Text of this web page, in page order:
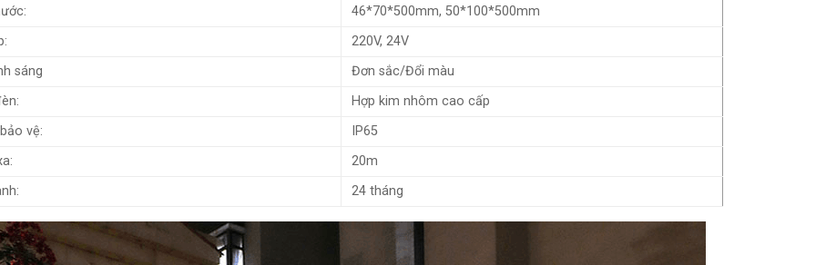
46*70*500mm, 50*100*500mm
220V, 24V
sáng
Đơn sắc/Đổi màu
Hợp kim nhôm cao cấp
vệ:
IP65
20m
24 tháng